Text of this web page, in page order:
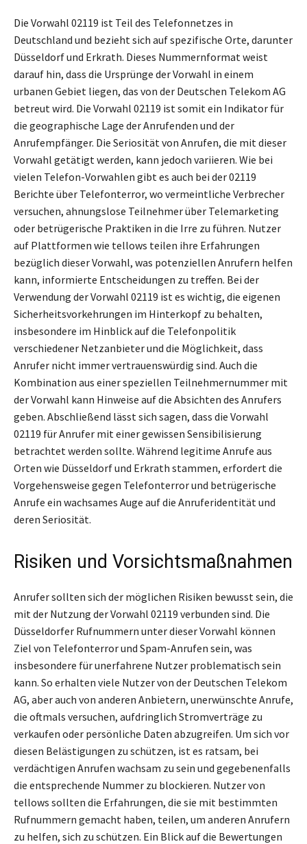
Die Vorwahl 02119 ist Teil des Telefonnetzes in
Deutschland und bezieht sich auf spezifische Orte, darunter
Düsseldorf und Erkrath. Dieses Nummernformat weist
darauf hin, dass die Ursprünge der Vorwahl in einem
urbanen Gebiet liegen, das von der Deutschen Telekom AG
betreut wird. Die Vorwahl 02119 ist somit ein Indikator für
die geographische Lage der Anrufenden und der
Anrufempfänger. Die Seriosität von Anrufen, die mit dieser
Vorwahl getätigt werden, kann jedoch variieren. Wie bei
vielen Telefon-Vorwahlen gibt es auch bei der 02119
Berichte über Telefonterror, wo vermeintliche Verbrecher
versuchen, ahnungslose Teilnehmer über Telemarketing
oder betrügerische Praktiken in die Irre zu führen. Nutzer
auf Plattformen wie tellows teilen ihre Erfahrungen
bezüglich dieser Vorwahl, was potenziellen Anrufern helfen
kann, informierte Entscheidungen zu treffen. Bei der
Verwendung der Vorwahl 02119 ist es wichtig, die eigenen
Sicherheitsvorkehrungen im Hinterkopf zu behalten,
insbesondere im Hinblick auf die Telefonpolitik
verschiedener Netzanbieter und die Möglichkeit, dass
Anrufer nicht immer vertrauenswürdig sind. Auch die
Kombination aus einer speziellen Teilnehmernummer mit
der Vorwahl kann Hinweise auf die Absichten des Anrufers
geben. Abschließend lässt sich sagen, dass die Vorwahl
02119 für Anrufer mit einer gewissen Sensibilisierung
betrachtet werden sollte. Während legitime Anrufe aus
Orten wie Düsseldorf und Erkrath stammen, erfordert die
Vorgehensweise gegen Telefonterror und betrügerische
Anrufe ein wachsames Auge auf die Anruferidentität und
deren Seriosität.
Risiken und Vorsichtsmaßnahmen
Anrufer sollten sich der möglichen Risiken bewusst sein, die
mit der Nutzung der Vorwahl 02119 verbunden sind. Die
Düsseldorfer Rufnummern unter dieser Vorwahl können
Ziel von Telefonterror und Spam-Anrufen sein, was
insbesondere für unerfahrene Nutzer problematisch sein
kann. So erhalten viele Nutzer von der Deutschen Telekom
AG, aber auch von anderen Anbietern, unerwünschte Anrufe,
die oftmals versuchen, aufdringlich Stromverträge zu
verkaufen oder persönliche Daten abzugreifen. Um sich vor
diesen Belästigungen zu schützen, ist es ratsam, bei
verdächtigen Anrufen wachsam zu sein und gegebenenfalls
die entsprechende Nummer zu blockieren. Nutzer von
tellows sollten die Erfahrungen, die sie mit bestimmten
Rufnummern gemacht haben, teilen, um anderen Anrufern
zu helfen, sich zu schützen. Ein Blick auf die Bewertungen